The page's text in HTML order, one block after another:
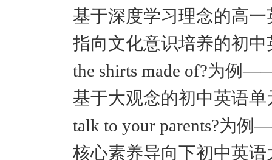
基于深度学习理念的高
指向文化意识培养的初
the shirts made of?为例
基于大观念的初中英语
talk to your parents?为
核心素养导向下初中英